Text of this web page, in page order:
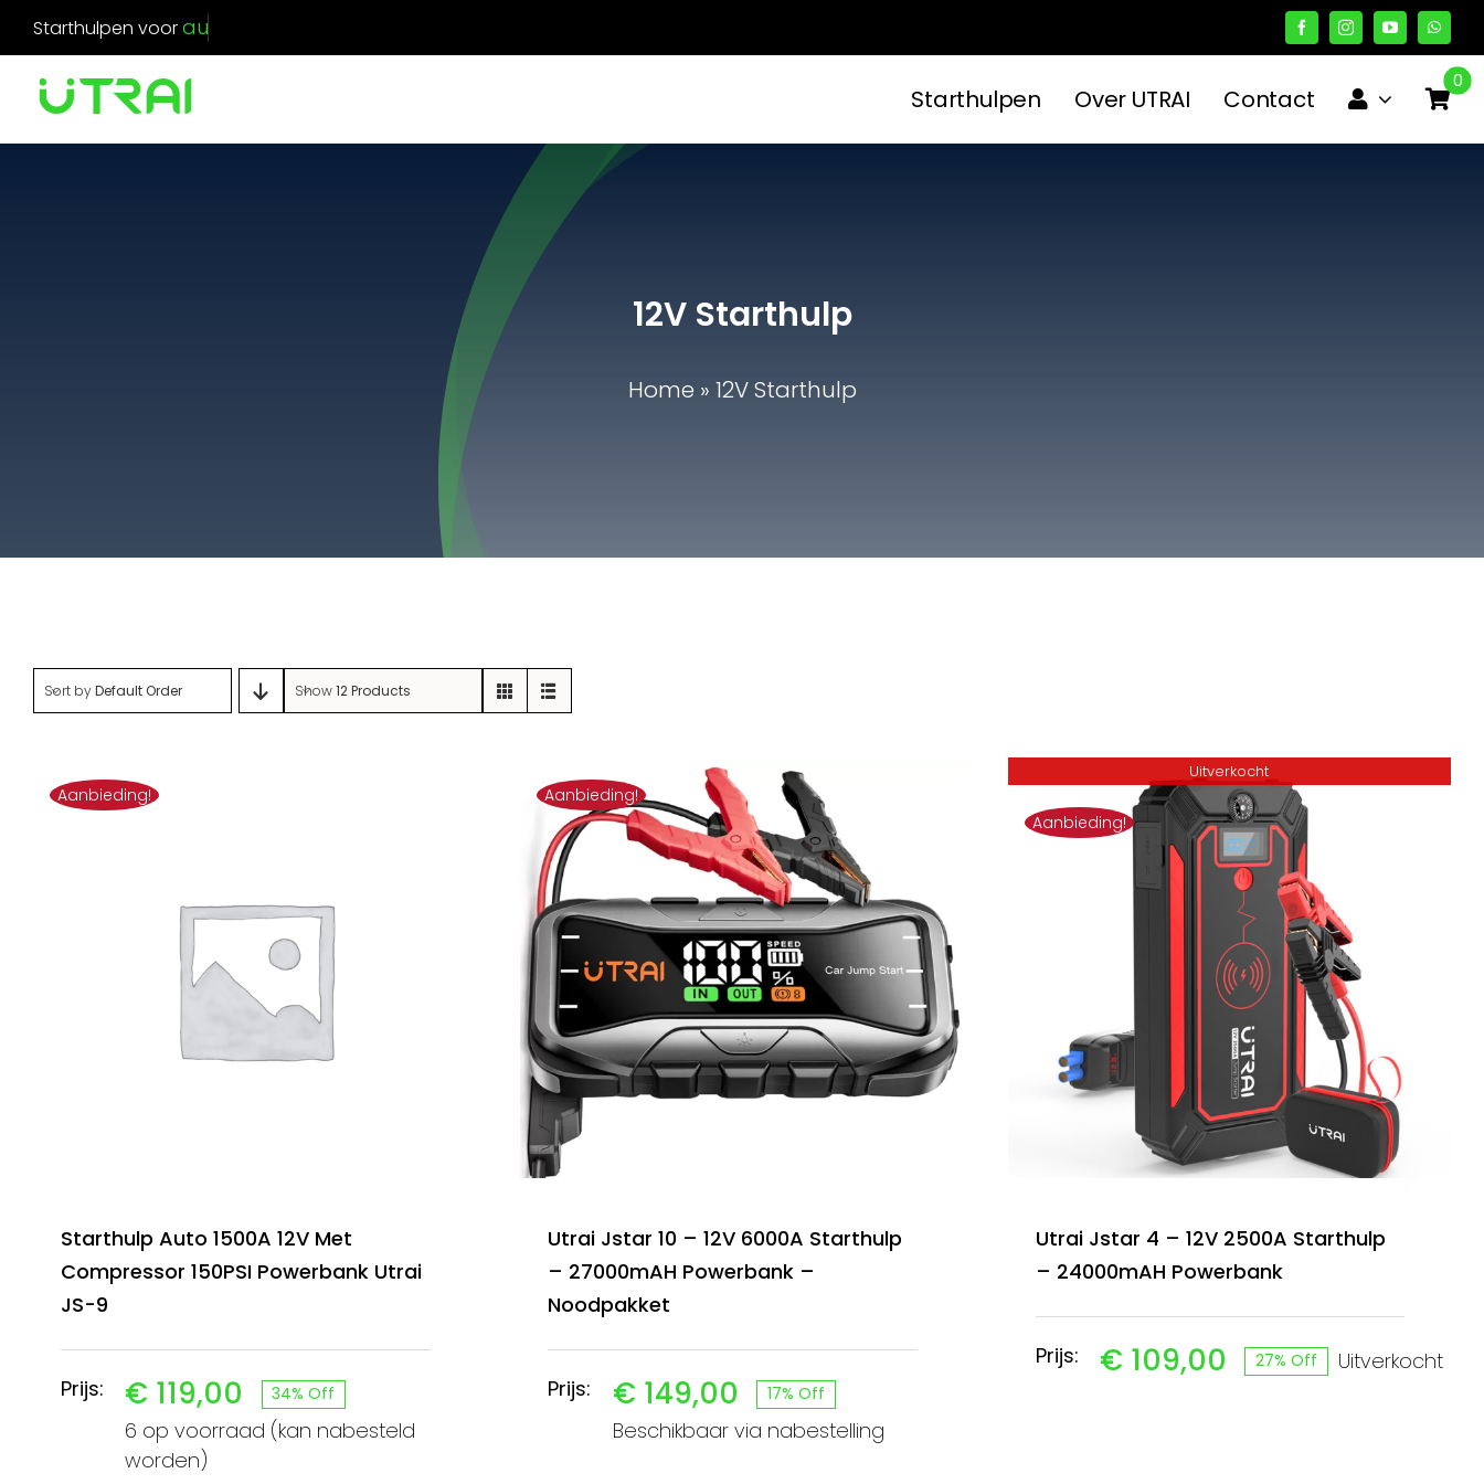
naar
inhoud
Starthulpen voor
Starthulpen Over UTRAI Contact
0
12V Starthulp
Home » 12V Starthulp
Sort byDefault Order Show12 Products
Aanbieding!
Starthulp Auto 1500A 12V Met
Compressor 150PSI Powerbank Utrai
JS-9
Prijs:
Oorspronkelijke
€ 119,00 Huidige
34% Off
6 op voorraad (kan nabesteld
worden)
Aanbieding!
Utrai Jstar 10 – 12V 6000A Starthulp
– 27000mAH Powerbank –
Noodpakket
Prijs:
Oorspronkelijke
€ 149,00 Huidige
17% Off
Beschikbaar via nabestelling
Uitverkocht
Aanbieding!
Utrai Jstar 4 – 12V 2500A Starthulp
– 24000mAH Powerbank
Prijs:
Oorspronkelijke
€ 109,00 Huidige
27% Off Uitverkocht